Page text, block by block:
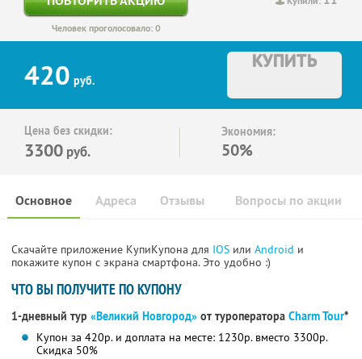
Человек проголосовало: 0
420 руб.
КУПИТЬ
Цена без скидки:
3300 руб.
Экономия:
50%
Основное Отзывы Вопросы по акции
Адреса
Скачайте приложение КупиКупона для IOS или Android и
покажите купон с экрана смартфона. Это удобно :)
ЧТО ВЫ ПОЛУЧИТЕ ПО КУПОНУ
1-дневный тур «Великий Новгород» от туроператора Charm Tour*
Купон за 420р. и доплата на месте: 1230р. вместо 3300р.
Скидка 50%